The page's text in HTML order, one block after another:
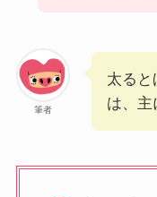
筆者
太ると
は、主